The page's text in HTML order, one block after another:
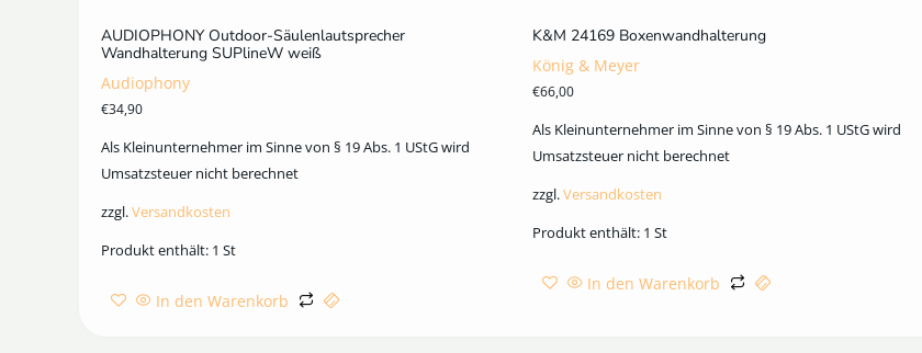
AUDIOPHONY Outdoor-Säulenlautsprecher
Wandhalterung SUPlineW weiß
Audiophony
€34,90
Als Kleinunternehmer im Sinne von § 19 Abs. 1 UStG wird
Umsatzsteuer nicht berechnet
zzgl.Versandkosten
Produkt enthält: 1 St
In den Warenkorb
K&M 24169 Boxenwandhalterung
König & Meyer
€66,00
Als Kleinunternehmer im Sinne von § 19 Abs. 1 UStG wird
Umsatzsteuer nicht berechnet
zzgl.Versandkosten
Produkt enthält: 1St
In den Warenkorb